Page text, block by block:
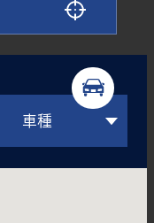
車種